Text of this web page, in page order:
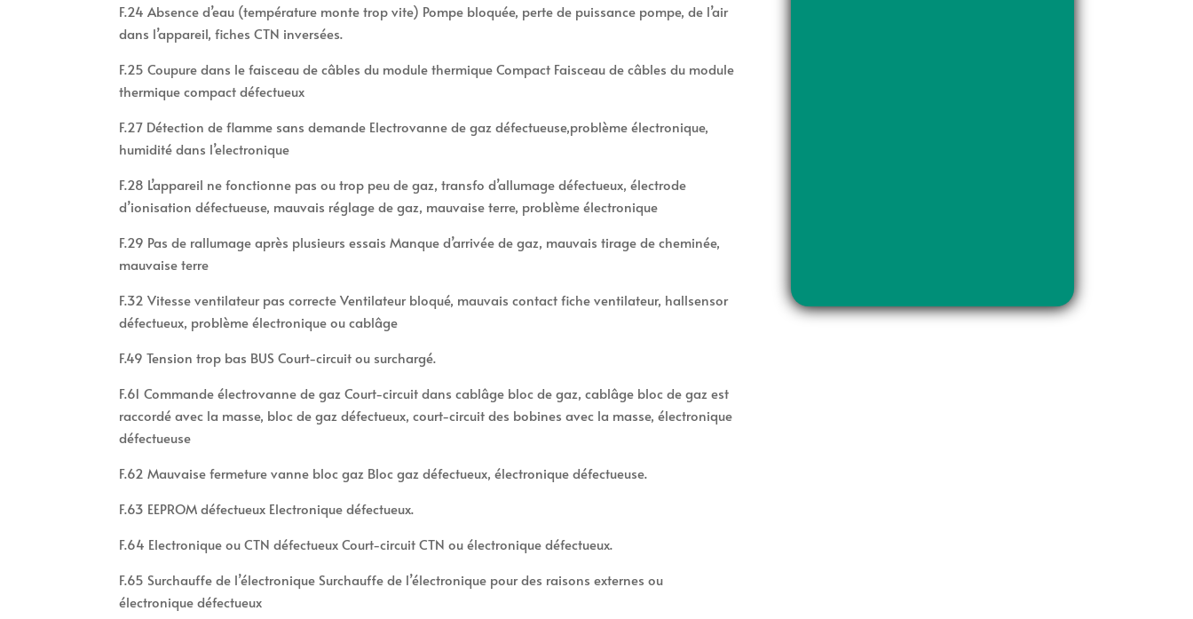
F.24 Absence d’eau (température monte trop vite) Pompe bloquée, perte de puissance pompe, de l’air
dans l’appareil, fiches CTN inversées.
F.25 Coupure dans le faisceau de câbles du module thermique Compact Faisceau de câbles du module
thermique compact défectueux
F.27 Détection de flamme sans demande Electrovanne de gaz défectueuse,problème électronique,
humidité dans l’electronique
F.28 L’appareil ne fonctionne pas ou trop peu de gaz, transfo d’allumage défectueux, électrode
d’ionisation défectueuse, mauvais réglage de gaz, mauvaise terre, problème électronique
F.29 Pas de rallumage après plusieurs essais Manque d’arrivée de gaz, mauvais tirage de cheminée,
mauvaise terre
F.32 Vitesse ventilateur pas correcte Ventilateur bloqué, mauvais contact fiche ventilateur, hallsensor
défectueux, problème électronique ou cablâge
F.49 Tension trop bas BUS Court-circuit ou surchargé.
F.61 Commande électrovanne de gaz Court-circuit dans cablâge bloc de gaz, cablâge bloc de gaz est
raccordé avec la masse, bloc de gaz défectueux, court-circuit des bobines avec la masse, électronique
défectueuse
F.62 Mauvaise fermeture vanne bloc gaz Bloc gaz défectueux, électronique défectueuse.
F.63 EEPROM défectueux Electronique défectueux.
F.64 Electronique ou CTN défectueux Court-circuit CTN ou électronique défectueux.
F.65 Surchauffe de l’électronique Surchauffe de l’électronique pour des raisons externes ou
électronique défectueux